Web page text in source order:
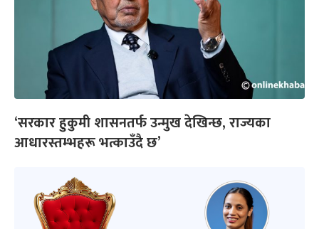
‘सरकार हुकुमी शासनतर्फ उन्मुख देखिन्छ, राज्यका
आधारस्तम्भहरू भत्काउँदै छ’